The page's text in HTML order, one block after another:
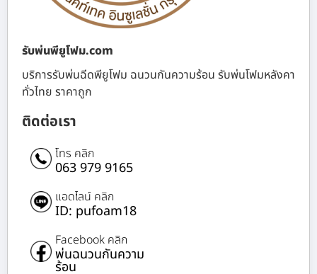
รับพ่นพียูโฟม.com
บริการรับพ่นฉีดพียูโฟม ฉนวนกันความร้อน รับพ่นโฟมหลังคา
ทั่วไทย ราคาถูก
ติดต่อเรา
โทร คลิก
063 979 9165
แอดไลน์ คลิก
ID: pufoam18
Facebook คลิก
พ่นฉนวนกันความ
ร้อน